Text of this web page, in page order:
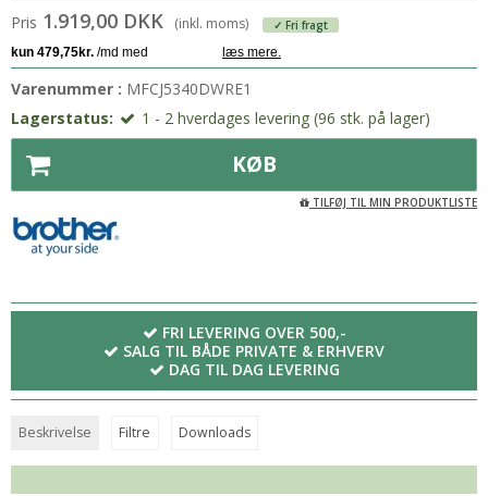
Pris 1.919,00 DKK (inkl. moms) ✓ Fri fragt
Varenummer : MFCJ5340DWRE1
Lagerstatus:
1 - 2 hverdages levering (96 stk. på lager)
KØB
TILFØJ TIL MIN PRODUKTLISTE
FRI LEVERING OVER 500,-
SALG TIL BÅDE PRIVATE & ERHVERV
DAG TIL DAG LEVERING
Beskrivelse Filtre Downloads